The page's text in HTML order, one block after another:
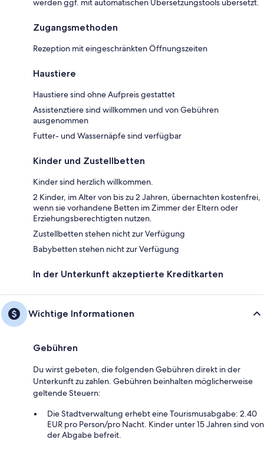
werden ggf. mit automatischen Übersetzungstools übersetzt.
Zugangsmethoden
Rezeption mit eingeschränkten Öffnungszeiten
Haustiere
Haustiere sind ohne Aufpreis gestattet
Assistenztiere sind willkommen und von Gebühren
ausgenommen
Futter- und Wassernäpfe sind verfügbar
Kinder und Zustellbetten
Kinder sind herzlich willkommen.
2 Kinder, im Alter von bis zu 2 Jahren, übernachten kostenfrei,
wenn sie vorhandene Betten im Zimmer der Eltern oder
Erziehungsberechtigten nutzen.
Zustellbetten stehen nicht zur Verfügung
Babybetten stehen nicht zur Verfügung
In der Unterkunft akzeptierte Kreditkarten
Wichtige Informationen
Gebühren
Du wirst gebeten, die folgenden Gebühren direkt in der
Unterkunft zu zahlen. Gebühren beinhalten möglicherweise
geltende Steuern:
Die Stadtverwaltung erhebt eine Tourismusabgabe: 2.40
EUR pro Person/pro Nacht. Kinder unter 15 Jahren sind von
der Abgabe befreit.